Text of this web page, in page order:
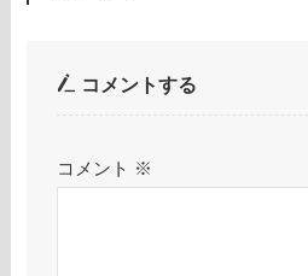
コメントする
コメント ※